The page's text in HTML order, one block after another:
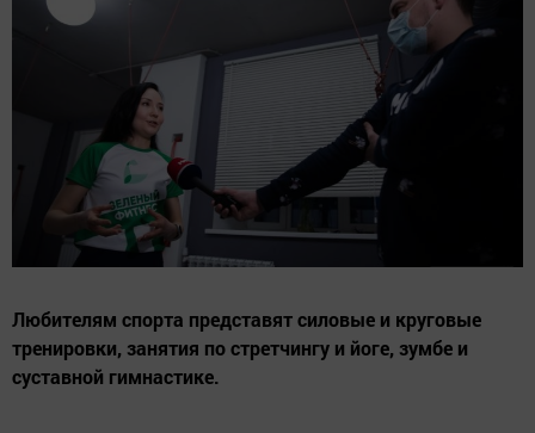
Любителям спорта представят силовые и круговые
тренировки, занятия по стретчингу и йоге, зумбе и
суставной гимнастике.